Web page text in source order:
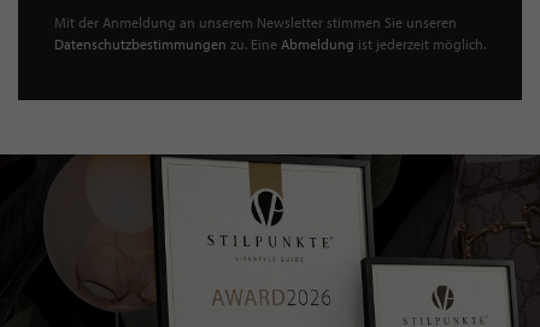
Mit der Anmeldung an unserem Newsletter stimmen Sie unseren
Datenschutzbestimmungen zu. Eine Abmeldung ist jederzeit möglich.